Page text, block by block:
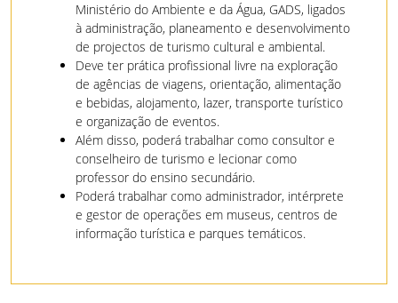
Ministério do Ambiente e da Água, GADS, ligados
à administração, planeamento e desenvolvimento
de projectos de turismo cultural e ambiental.
Deve ter prática profissional livre na exploração
de agências de viagens, orientação, alimentação
e bebidas, alojamento, lazer, transporte turístico
e organização de eventos.
Além disso, poderá trabalhar como consultor e
conselheiro de turismo e lecionar como
professor do ensino secundário.
Poderá trabalhar como administrador, intérprete
e gestor de operações em museus, centros de
informação turística e parques temáticos.